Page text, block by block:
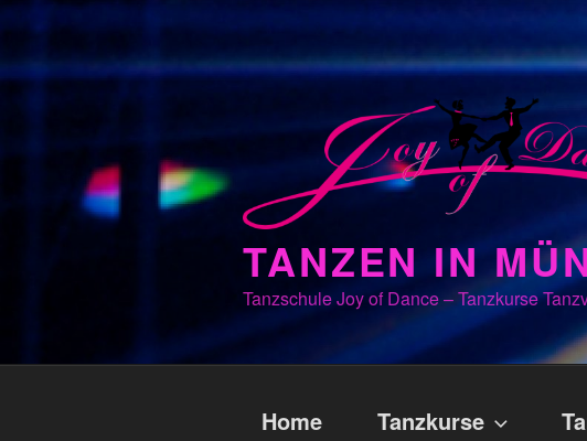
Zum
Inhalt
springen
TANZEN IN
Tanzschule Joy of Dance – Tanzkurse
Home Tanzkurse